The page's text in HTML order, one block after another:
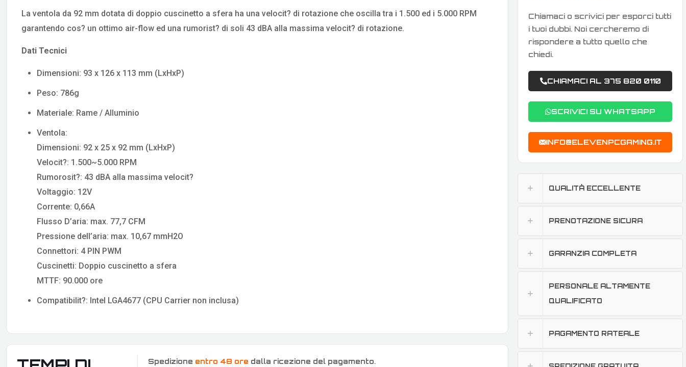
La ventola da 92 mm dotata di doppio cuscinetto a sfera ha una velocit? di rotazione che oscilla tra i 1.500 ed i 5.000 RPM
garantendo cos? un ottimo air-flow ed una rumorist? di soli 43 dBA alla massima velocit? di rotazione.
Dati Tecnici
Dimensioni: 93 x 126 x 113 mm (LxHxP)
Peso: 786g
Materiale: Rame / Alluminio
Ventola:
Dimensioni: 92 x 25 x 92 mm (LxHxP)
Velocit?: 1.500~5.000 RPM
Rumorosit?: 43 dBA alla massima velocit?
Voltaggio: 12V
Corrente: 0,66A
Flusso D’aria: max. 77,7 CFM
Pressione dell’aria: max. 10,67 mmH2O
Connettori: 4 PIN PWM
Cuscinetti: Doppio cuscinetto a sfera
MTTF: 90.000 ore
Compatibilit?: Intel LGA4677 (CPU Carrier non inclusa)
Spedizione entro 48 ore dalla ricezione del pagamento.
Chiamaci o scrivici per esporci tutti
i tuoi dubbi. Noi cercheremo di
rispondere a tutto quello che
chiedi.
CHIAMACI AL 375 820 0110
SCRIVICI SU WHATSAPP
INFO@ELEVENPCGAMING.IT
QUALITÀ ECCELLENTE
PRENOTAZIONE SICURA
GARANZIA COMPLETA
PERSONALE ALTAMENTE
QUALIFICATO
PAGAMENTO RATEALE